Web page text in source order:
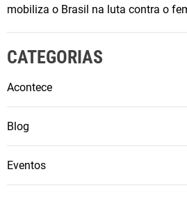
mobiliza o Brasil na luta contra o
CATEGORIAS
Acontece
Blog
Eventos